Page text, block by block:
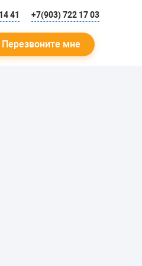
41 +7(903) 722 17 03
Перезвоните мне